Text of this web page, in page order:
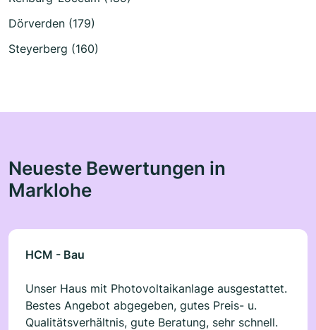
Dörverden (179)
Steyerberg (160)
Neueste Bewertungen in
Marklohe
HCM - Bau
Unser Haus mit Photovoltaikanlage ausgestattet.
Bestes Angebot abgegeben, gutes Preis- u.
Qualitätsverhältnis, gute Beratung, sehr schnell.